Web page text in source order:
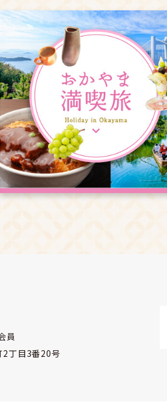
員
丁目3番20号